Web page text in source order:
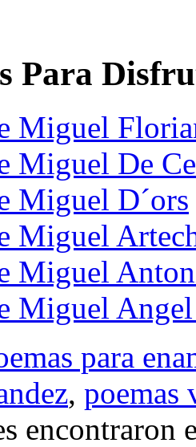
Para
Miguel
Miguel De
Miguel D´ors
Miguel
Miguel
Miguel
para
, poemas
encontraron